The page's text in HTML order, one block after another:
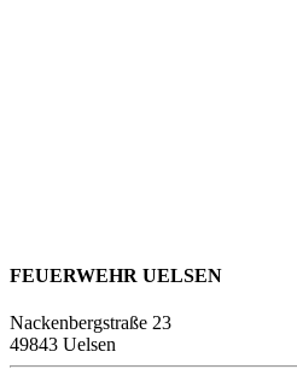
FEUERWEHR UELSEN
Nackenbergstraße 23
49843 Uelsen